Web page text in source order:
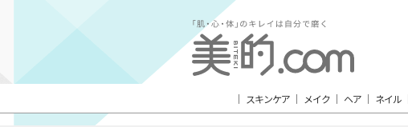
スキンケア メイク ヘア ネイル